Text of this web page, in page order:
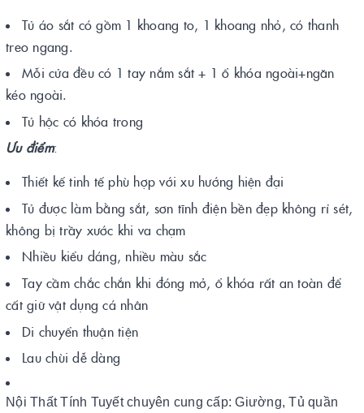
Tủ áo sắt có gồm 1 khoang to, 1 khoang nhỏ, có thanh
treo ngang.
Mỗi cửa đều có 1 tay nắm sắt + 1 ổ khóa ngoài+ngăn
kéo ngoài.
Tủ hộc có khóa trong
Ưu điểm:
Thiết kế tinh tế phù hợp với xu hướng hiện đại
Tủ được làm bằng sắt, sơn tĩnh điện bền đẹp không rỉ sét,
không bị trầy xước khi va chạm
Nhiều kiểu dáng, nhiều màu sắc
Tay cầm chắc chắn khi đóng mở, ổ khóa rất an toàn để
cất giữ vật dụng cá nhân
Di chuyển thuận tiện
Lau chùi dễ dàng
Nội Thất Tính Tuyết chuyên cung cấp: Giường, Tủ quần